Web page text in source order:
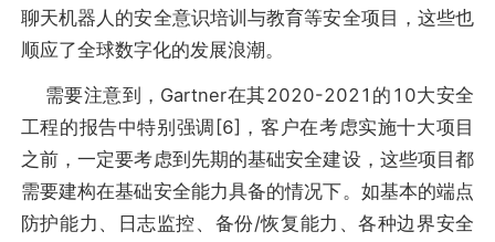
聊天机器人的安全意识培训与教育等安全项目，这些也
顺应了全球数字化的发展浪潮。
需要注意到，Gartner在其2020-2021的10大安全
工程的报告中特别强调[6]，客户在考虑实施十大项目
之前，一定要考虑到先期的基础安全建设，这些项目都
需要建构在基础安全能力具备的情况下。如基本的端点
防护能力、日志监控、备份/恢复能力、各种边界安全